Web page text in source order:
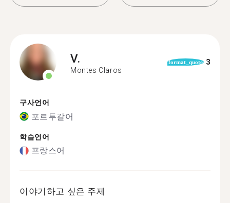
V.
Montes Claros
format_quote 3
구사언어
포르투갈어
학습언어
프랑스어
이야기하고 싶은 주제